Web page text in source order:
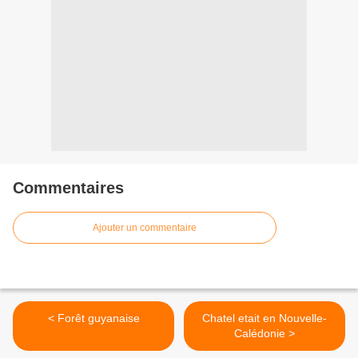
Commentaires
Ajouter un commentaire
< Forêt guyanaise
Chatel etait en Nouvelle-
Calédonie >